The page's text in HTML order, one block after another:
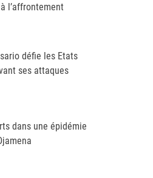
l’affrontement
défie les Etats
ses attaques
dans une épidémie